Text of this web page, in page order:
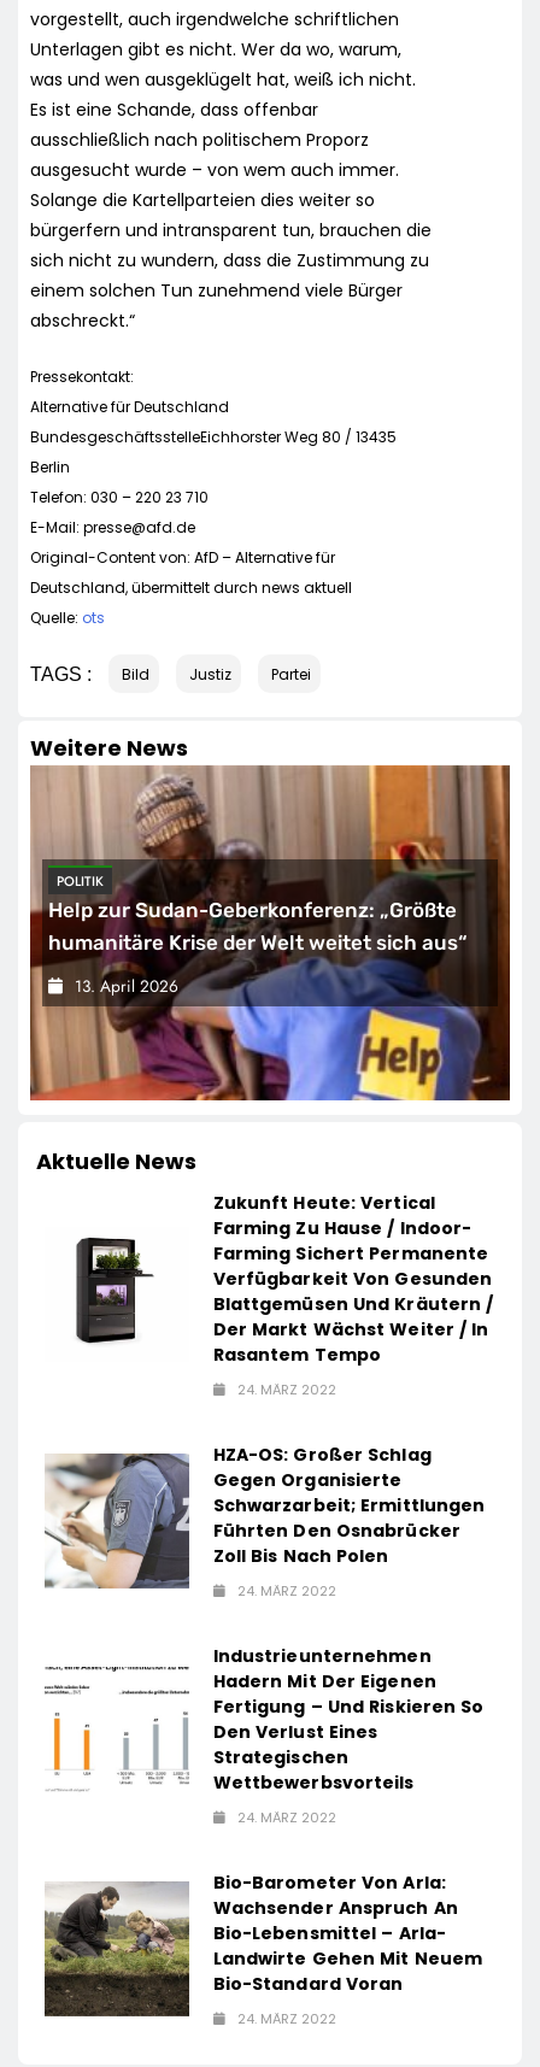
vorgestellt, auch irgendwelche schriftlichen
Unterlagen gibt es nicht. Wer da wo, warum,
was und wen ausgeklügelt hat, weiß ich nicht.
Es ist eine Schande, dass offenbar
ausschließlich nach politischem Proporz
ausgesucht wurde – von wem auch immer.
Solange die Kartellparteien dies weiter so
bürgerfern und intransparent tun, brauchen die
sich nicht zu wundern, dass die Zustimmung zu
einem solchen Tun zunehmend viele Bürger
abschreckt.“
Pressekontakt:
Alternative für Deutschland
BundesgeschäftsstelleEichhorster Weg 80 / 13435
Berlin
Telefon: 030 – 220 23 710
E-Mail: presse@afd.de
Original-Content von: AfD – Alternative für
Deutschland, übermittelt durch news aktuell
Quelle: ots
TAGS : Bild Justiz Partei
Weitere News
POLITIK
Help zur Sudan-Geberkonferenz: „Größte
humanitäre Krise der Welt weitet sich aus“
13. April 2026
Aktuelle News
Zukunft Heute: Vertical
Farming Zu Hause / Indoor-
Farming Sichert Permanente
Verfügbarkeit Von Gesunden
Blattgemüsen Und Kräutern /
Der Markt Wächst Weiter / In
Rasantem Tempo
24. MÄRZ 2022
HZA-OS: Großer Schlag
Gegen Organisierte
Schwarzarbeit; Ermittlungen
Führten Den Osnabrücker
Zoll Bis Nach Polen
24. MÄRZ 2022
Industrieunternehmen
Hadern Mit Der Eigenen
Fertigung – Und Riskieren So
Den Verlust Eines
Strategischen
Wettbewerbsvorteils
24. MÄRZ 2022
Bio-Barometer Von Arla:
Wachsender Anspruch An
Bio-Lebensmittel – Arla-
Landwirte Gehen Mit Neuem
Bio-Standard Voran
24. MÄRZ 2022